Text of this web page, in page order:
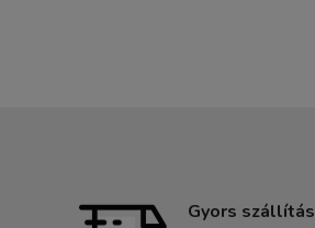
Gyors szállítás